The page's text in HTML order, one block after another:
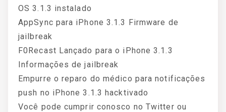
OS 3.1.3 instalado
AppSync para iPhone 3.1.3 Firmware de
jailbreak
F0Recast Lançado para o iPhone 3.1.3
Informações de jailbreak
Empurre o reparo do médico para notificações
push no iPhone 3.1.3 hacktivado
Você pode cumprir conosco no Twitter ou